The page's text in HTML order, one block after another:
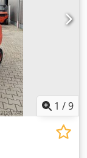
1 /9